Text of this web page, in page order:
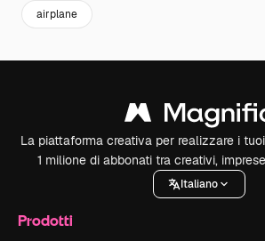
airplane
La piattaforma creativa per realizzare i
1 milione di abbonati tra creativi,
Italiano
Prodotti